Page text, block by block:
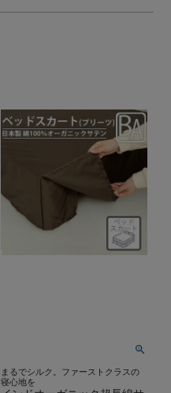
まるでシルク。ファーストクラスの
寝心地を